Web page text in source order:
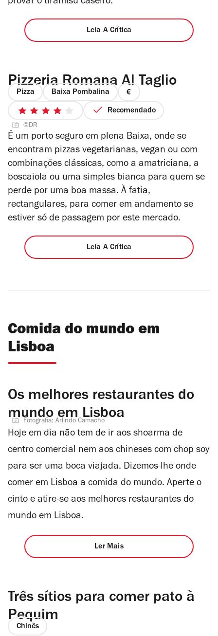
Leia A Crítica
Pizzeria Romana Al Taglio
Pizza Baixa Pombalina
preço
1
4
4/5
Recomendado
©DR
É um porto seguro em plena Baixa, onde se
encontram pizzas vegetarianas, vegan ou com
combinações clássicas, como a amatriciana, a
boscaiola ou uma simples bianca para quem se
perde por uma boa massa. À fatia,
rectangulares, para comer em andamento se
estiver só de passagem por este mercado.
Leia A Crítica
Comida do mundo em
Lisboa
Os melhores restaurantes do
mundo em Lisboa
Fotografia: Arlindo Camacho
Hoje em dia não tem de ir aos shoarma de
centro comercial nem aos chineses com chop soy
para ser uma boca viajada. Dizemos-lhe onde
comer em Lisboa a comida do mundo. Aperte o
cinto e atire-se aos melhores restaurantes do
mundo em Lisboa.
Ler Mais
Três sítios para comer pato à
Pequim
Chinês